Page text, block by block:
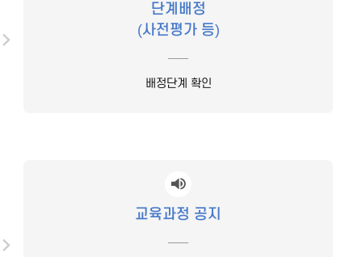
단계배정
(사전평가 등)
배정단계 확인
교육과정 공지